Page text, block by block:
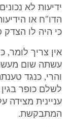
ידיעות לא
הדו"ח או
כי היה לו הצדק
אין צריך לומר,
עשתה שום
והרי, כנגד
לשלם כופר
עניינית
המתבקשת.